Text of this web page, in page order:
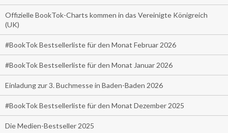
Offizielle BookTok-Charts kommen in das Vereinigte Königreich
(UK)
#BookTok Bestsellerliste für den Monat Februar 2026
#BookTok Bestsellerliste für den Monat Januar 2026
Einladung zur 3. Buchmesse in Baden-Baden 2026
#BookTok Bestsellerliste für den Monat Dezember 2025
Die Medien-Bestseller 2025